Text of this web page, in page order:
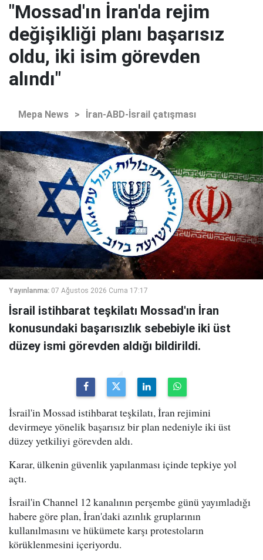
"Mossad'ın İran'da rejim
değişikliği planı başarısız
oldu, iki isim görevden
alındı"
Mepa News > İran-ABD-İsrail çatışması
Yayınlanma: 07 Ağustos 2026 Cuma 17:17
İsrail istihbarat teşkilatı Mossad'ın İran
konusundaki başarısızlık sebebiyle iki üst
düzey ismi görevden aldığı bildirildi.
İsrail'in Mossad istihbarat teşkilatı, İran rejimini
devirmeye yönelik başarısız bir plan nedeniyle iki üst
düzey yetkiliyi görevden aldı.
Karar, ülkenin güvenlik yapılanması içinde tepkiye yol
açtı.
İsrail'in Channel 12 kanalının perşembe günü yayımladığı
habere göre plan, İran'daki azınlık gruplarının
kullanılmasını ve hükümete karşı protestoların
körüklenmesini içeriyordu.